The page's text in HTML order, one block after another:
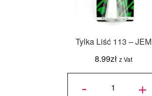
Tylka Liść 113 – JEM
8.99zł z Vat
-
ilość
113 -
JEM +